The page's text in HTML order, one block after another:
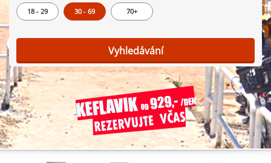
18 - 29 30 - 69 70+
Vyhledávání